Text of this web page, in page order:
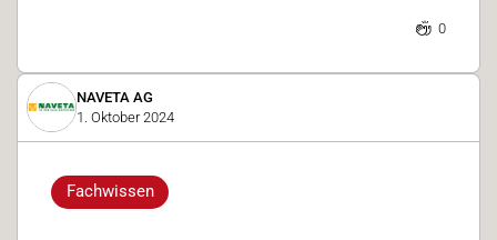
0
NAVETA AG
1. Oktober 2024
Fachwissen